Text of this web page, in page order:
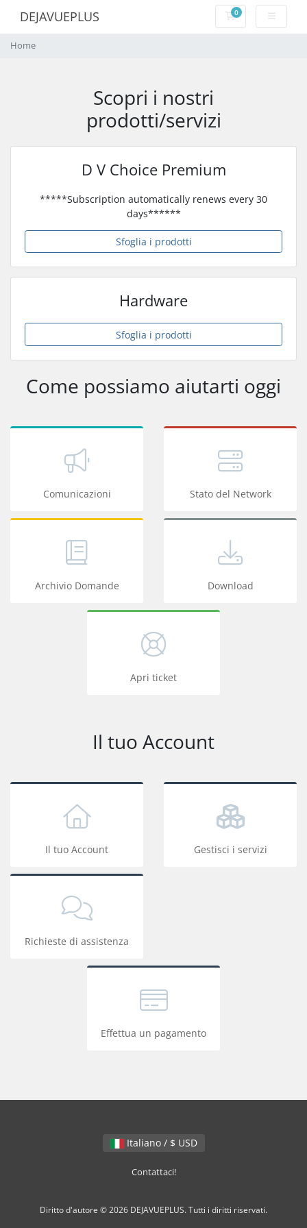
DEJAVUEPLUS 0Carrello
Home
Scopri i nostri
prodotti/servizi
D V Choice Premium
*****Subscription automatically renews every 30
days******
Sfoglia i prodotti
Hardware
Sfoglia i prodotti
Come possiamo aiutarti oggi
Comunicazioni Stato del Network
Archivio Domande Download
Apri ticket
Il tuo Account
Il tuo Account Gestisci i servizi
Richieste di assistenza
Effettua un pagamento
Italiano / $ USD
Contattaci!
Diritto d'autore © 2026 DEJAVUEPLUS. Tutti i diritti riservati.